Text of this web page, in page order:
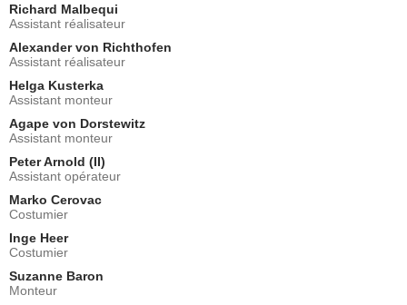
Richard Malbequi
Assistant réalisateur
Alexander von Richthofen
Assistant réalisateur
Helga Kusterka
Assistant monteur
Agape von Dorstewitz
Assistant monteur
Peter Arnold (II)
Assistant opérateur
Marko Cerovac
Costumier
Inge Heer
Costumier
Suzanne Baron
Monteur